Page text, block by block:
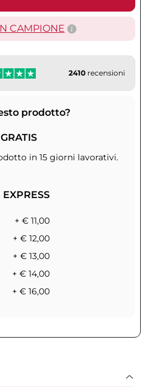
CAMPIONE
2410 recensioni
prodotto?
in 15 giorni lavorativi.
+ € 11,00
+ € 12,00
+ € 13,00
+ € 14,00
+ € 16,00